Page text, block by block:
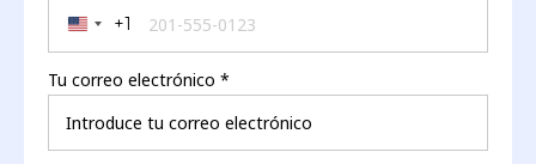
United States +1
+1
Tu correo electrónico *